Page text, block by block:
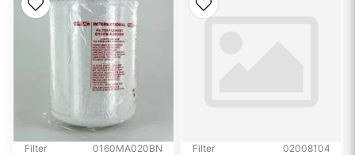
Filter 0160MA020BN Filter 02008104